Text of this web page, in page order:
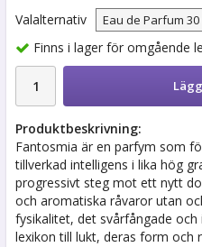
Valalternativ
Finns i lager för omgående
Produktbeskrivning:
Fantosmia är en parfym som
tillverkad intelligens i lika hög
progressivt steg mot ett nytt
och aromatiska råvaror utan
fysikalitet, det svårfångade
lexikon till lukt, deras form och